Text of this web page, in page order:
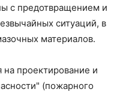
с предотвращением и
ситуаций, в
материалов.
проектирование и
(пожарного